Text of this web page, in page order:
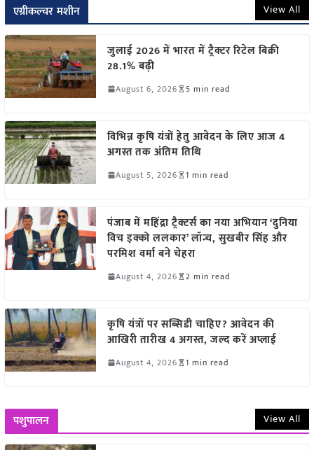
एग्रीकल्चर मशीन View All
जुलाई 2026 में भारत में ट्रैक्टर रिटेल बिक्री
28.1% बढ़ी
August 6, 2026 5 min read
विभिन्न कृषि यंत्रों हेतु आवेदन के लिए आज 4
अगस्त तक अंतिम तिथि
August 5, 2026 1 min read
पंजाब में महिंद्रा ट्रैक्टर्स का नया अभियान ‘दुनिया
विच इक्को ललकार’ लॉन्च, सुखबीर सिंह और
परमिश वर्मा बने चेहरा
August 4, 2026 2 min read
कृषि यंत्रों पर सब्सिडी चाहिए? आवेदन की
आखिरी तारीख 4 अगस्त, जल्द करें अप्लाई
August 4, 2026 1 min read
पशुपालन View All